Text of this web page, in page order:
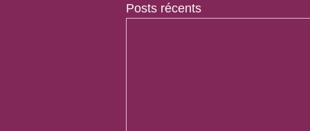
Posts récents